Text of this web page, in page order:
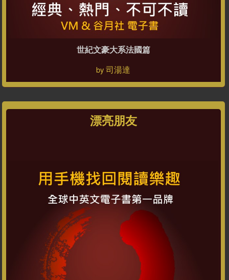
世紀文豪大系法國篇
by司湯達
漂亮朋友